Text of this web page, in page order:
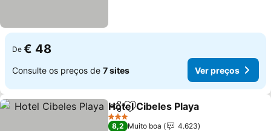
De € 48
Consulte os preços de 7 sites Ver preços
PartilharAdicionar aos favoritos
Hotel Cibeles Playa
3 Estrelas
8,2 Muito boa
4.623